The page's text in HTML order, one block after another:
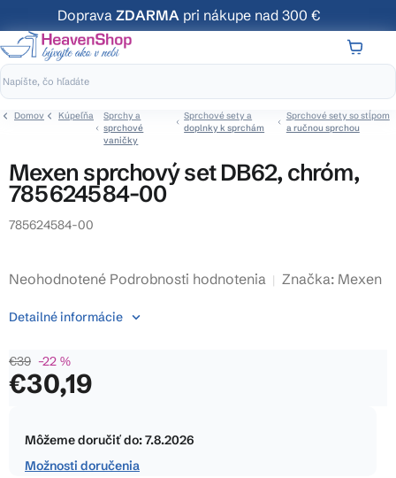
na
obsah
Doprava ZDARMA pri nákupe nad 300 €
Domov Kúpeľňa
Sprchy a
sprchové
vaničky
Sprchové sety a
doplnky k sprchám
Sprchové sety so stĺpom
a ručnou sprchou
Mexen sprchový set DB62, chróm,
785624584-00
785624584-00
Priemerné
produktu
0,0
z
Neohodnotené Podrobnosti hodnotenia Značka: Mexen
€39 –22 %
€30,19
cena:
Môžeme doručiť do:7.8.2026
Možnosti doručenia
Detailné informácie